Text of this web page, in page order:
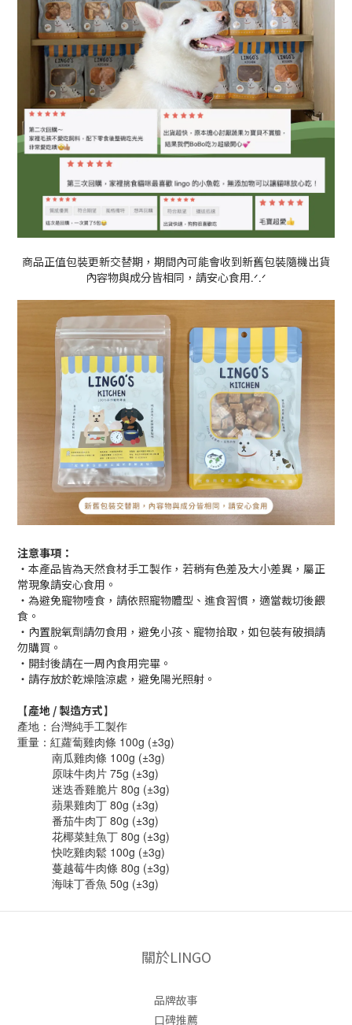
商品正值包裝更新交替期，期間內可能會收到新舊包裝隨機出貨
內容物與成分皆相同，請安心食用.ᐟ.ᐟ
注意事項：
・本產品皆為天然食材手工製作，若稍有色差及大小差異，屬正
常現象請安心食用。
・為避免寵物噎食，請依照寵物體型、進食習慣，適當裁切後餵
食。
・內置脫氧劑請勿食用，避免小孩、寵物拾取，如包裝有破損請
勿購買。
・開封後請在一周內食用完畢。
・請存放於乾燥陰涼處，避免陽光照射。
【產地 / 製造方式】
產地：台灣純手工製作
重量：紅蘿蔔雞肉條 100g (±3g)
南瓜雞肉條 100g (±3g)
原味牛肉片 75g (±3g)
迷迭香雞脆片 80g (±3g)
蘋果雞肉丁 80g (±3g)
番茄牛肉丁 80g (±3g)
花椰菜鮭魚丁 80g (±3g)
快吃雞肉鬆 100g (±3g)
蔓越莓牛肉條 80g (±3g)
海味丁香魚 50g (±3g)
關於LINGO
品牌故事
口碑推薦